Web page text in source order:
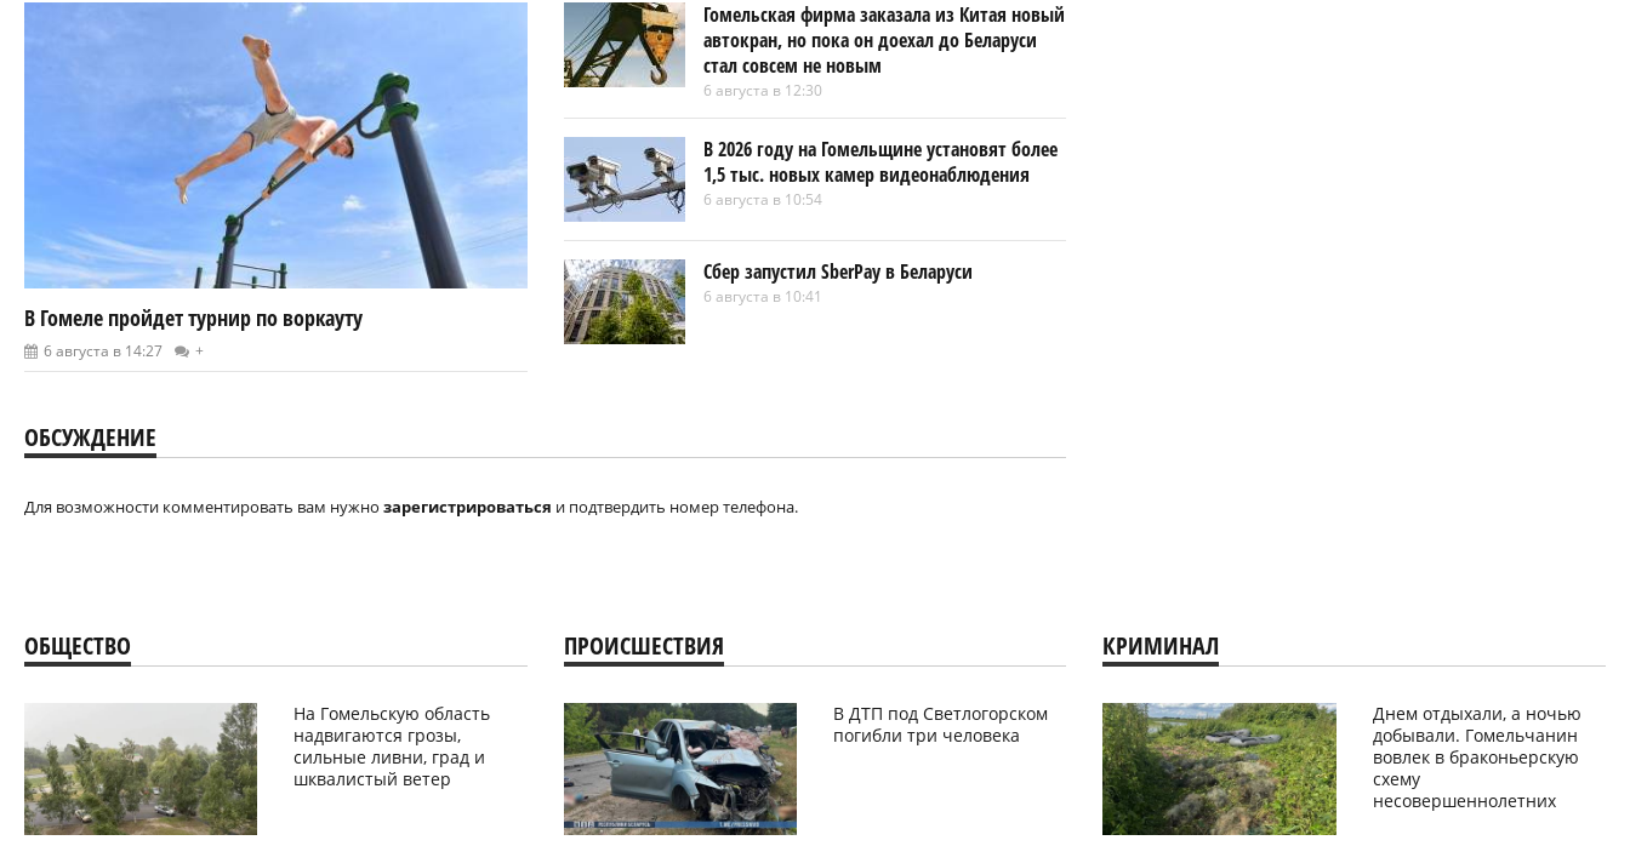
В Гомеле пройдет турнир по воркауту
6 августа в 14:27 +
Гомельская фирма заказала из Китая новый
автокран, но пока он доехал до Беларуси
стал совсем не новым
6 августа в 12:30
В 2026 году на Гомельщине установят более
1,5 тыс. новых камер видеонаблюдения
6 августа в 10:54
Сбер запустил SberPay в Беларуси
6 августа в 10:41
ОБСУЖДЕНИЕ
Для возможности комментировать вам нужно зарегистрироваться и подтвердить номер телефона.
ОБЩЕСТВО
На Гомельскую область
надвигаются грозы,
сильные ливни, град и
шквалистый ветер
ПРОИСШЕСТВИЯ
В ДТП под Светлогорском
погибли три человека
КРИМИНАЛ
Днем отдыхали, а ночью
добывали. Гомельчанин
вовлек в браконьерскую
схему
несовершеннолетних